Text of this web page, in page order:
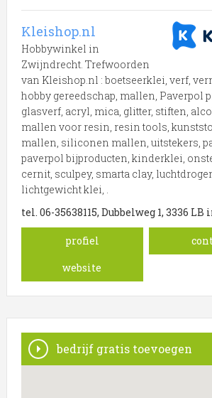
Kleishop.nl
Hobbywinkel in
Zwijndrecht. Trefwoorden
van Kleishop.nl : boetseerklei, verf,
hobby gereedschap, mallen, Paverpol
glasverf, acryl, mica, glitter, stiften,
mallen voor resin, resin tools,
mallen, siliconen mallen, uitstekers,
paverpol bijproducten, kinderklei,
cernit, sculpey, smarta clay,
lichtgewicht klei, .
tel. 06-35638115, Dubbelweg 1, 3336
profiel
website
bedrijf gratis toevoegen